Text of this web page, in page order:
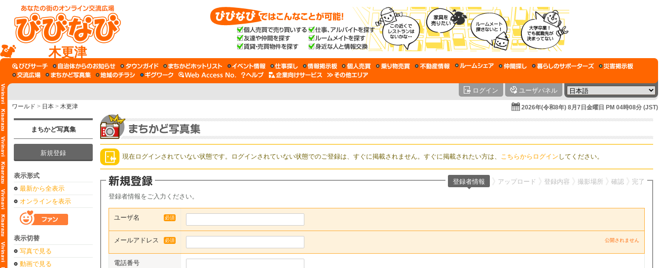
木更津
ログイン ユーザパネル
ワールド > 日本 > 木更津 2026年(令和8年) 8月7日金曜日 PM 04時08分 (JST)
まちかど写真集
新規登録
表示形式
最新から全表示
オンラインを表示
表示切替
写真で見る
動画で見る
現在ログインされていない状態です。ログインされていない状態でのご登録は、すぐに掲載されません。すぐに掲載されたい方は、 こちらからログイン してください。
登録者情報 アップロード 登録内容 撮影場所 確認
完了
登録者情報をご入力ください。
ユーザ名 必須
メールアドレス 必須 公開されません
電話番号